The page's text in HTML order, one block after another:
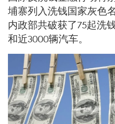
埔寨列入洗钱国家灰色
内政部共破获了75起洗
和近3000辆汽车。